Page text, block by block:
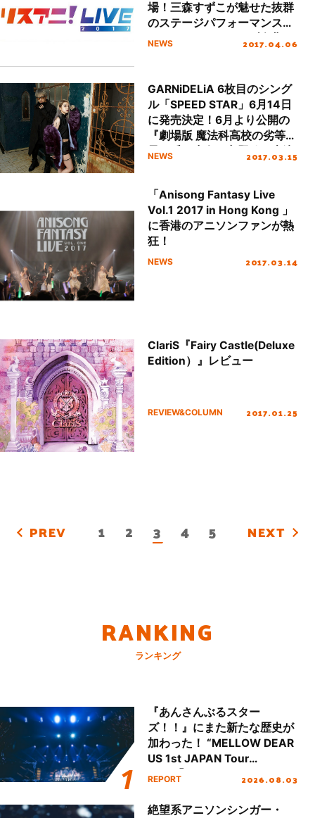
場！三森すずこが魅せた抜群
のステージパフォーマンス、
GARNiDELiAのライブ楽曲
NEWS 2017.04.06
GARNiDELiA 6枚目のシング
ル「SPEED STAR」6月14日
に発売決定！6月より公開の
『劇場版 魔法科高校の劣等生
星を呼ぶ少女』主題歌に大決
NEWS 2017.03.15
「Anisong Fantasy Live
Vol.1 2017 in Hong Kong 」
に香港のアニソンファンが熱
狂！
NEWS 2017.03.14
ClariS『Fairy Castle(Deluxe
Edition）』レビュー
REVIEW&COLUMN 2017.01.25
PREV 1 2 3 4 5 NEXT
RANKING
ランキング
『あんさんぶるスター
ズ！！』にまた新たな歴史が
加わった！ “MELLOW DEAR
US 1st JAPAN Tour
Final「NICE to meet YOU
ート!!
REPORT 2026.08.03
絶望系アニソンシンガー・